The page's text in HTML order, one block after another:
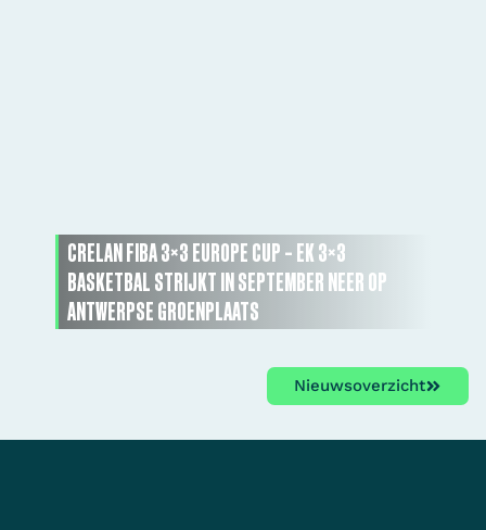
CRELAN FIBA 3×3 EUROPE CUP – EK 3×3
BASKETBAL STRIJKT IN SEPTEMBER NEER OP
ANTWERPSE GROENPLAATS
Nieuwsoverzicht